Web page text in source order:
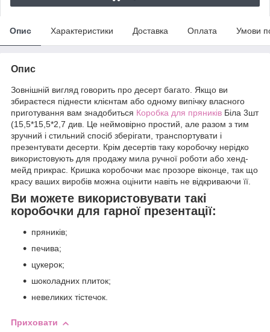
Опис Характеристики Доставка Оплата Умови
Опис
Зовнішній вигляд говорить про десерт багато. Якщо ви
збираєтеся піднести клієнтам або одному випічку власного
приготування вам знадобиться Коробка для пряників Біла 3шт
(15,5*15,5*2,7 див. Це неймовірно простий, але разом з тим
зручний і стильний спосіб зберігати, транспортувати і
презентувати десерти. Крім десертів таку коробочку нерідко
використовують для продажу мила ручної роботи або хенд-
мейд прикрас. Кришка коробочки має прозоре віконце, так що
красу ваших виробів можна оцінити навіть не відкриваючи її.
Ви можете використовувати такі
коробочки для гарної презентації:
пряників;
печива;
цукерок;
шоколадних плиток;
невеликих тістечок.
Приховати